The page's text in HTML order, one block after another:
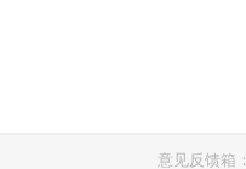
意见反馈箱：